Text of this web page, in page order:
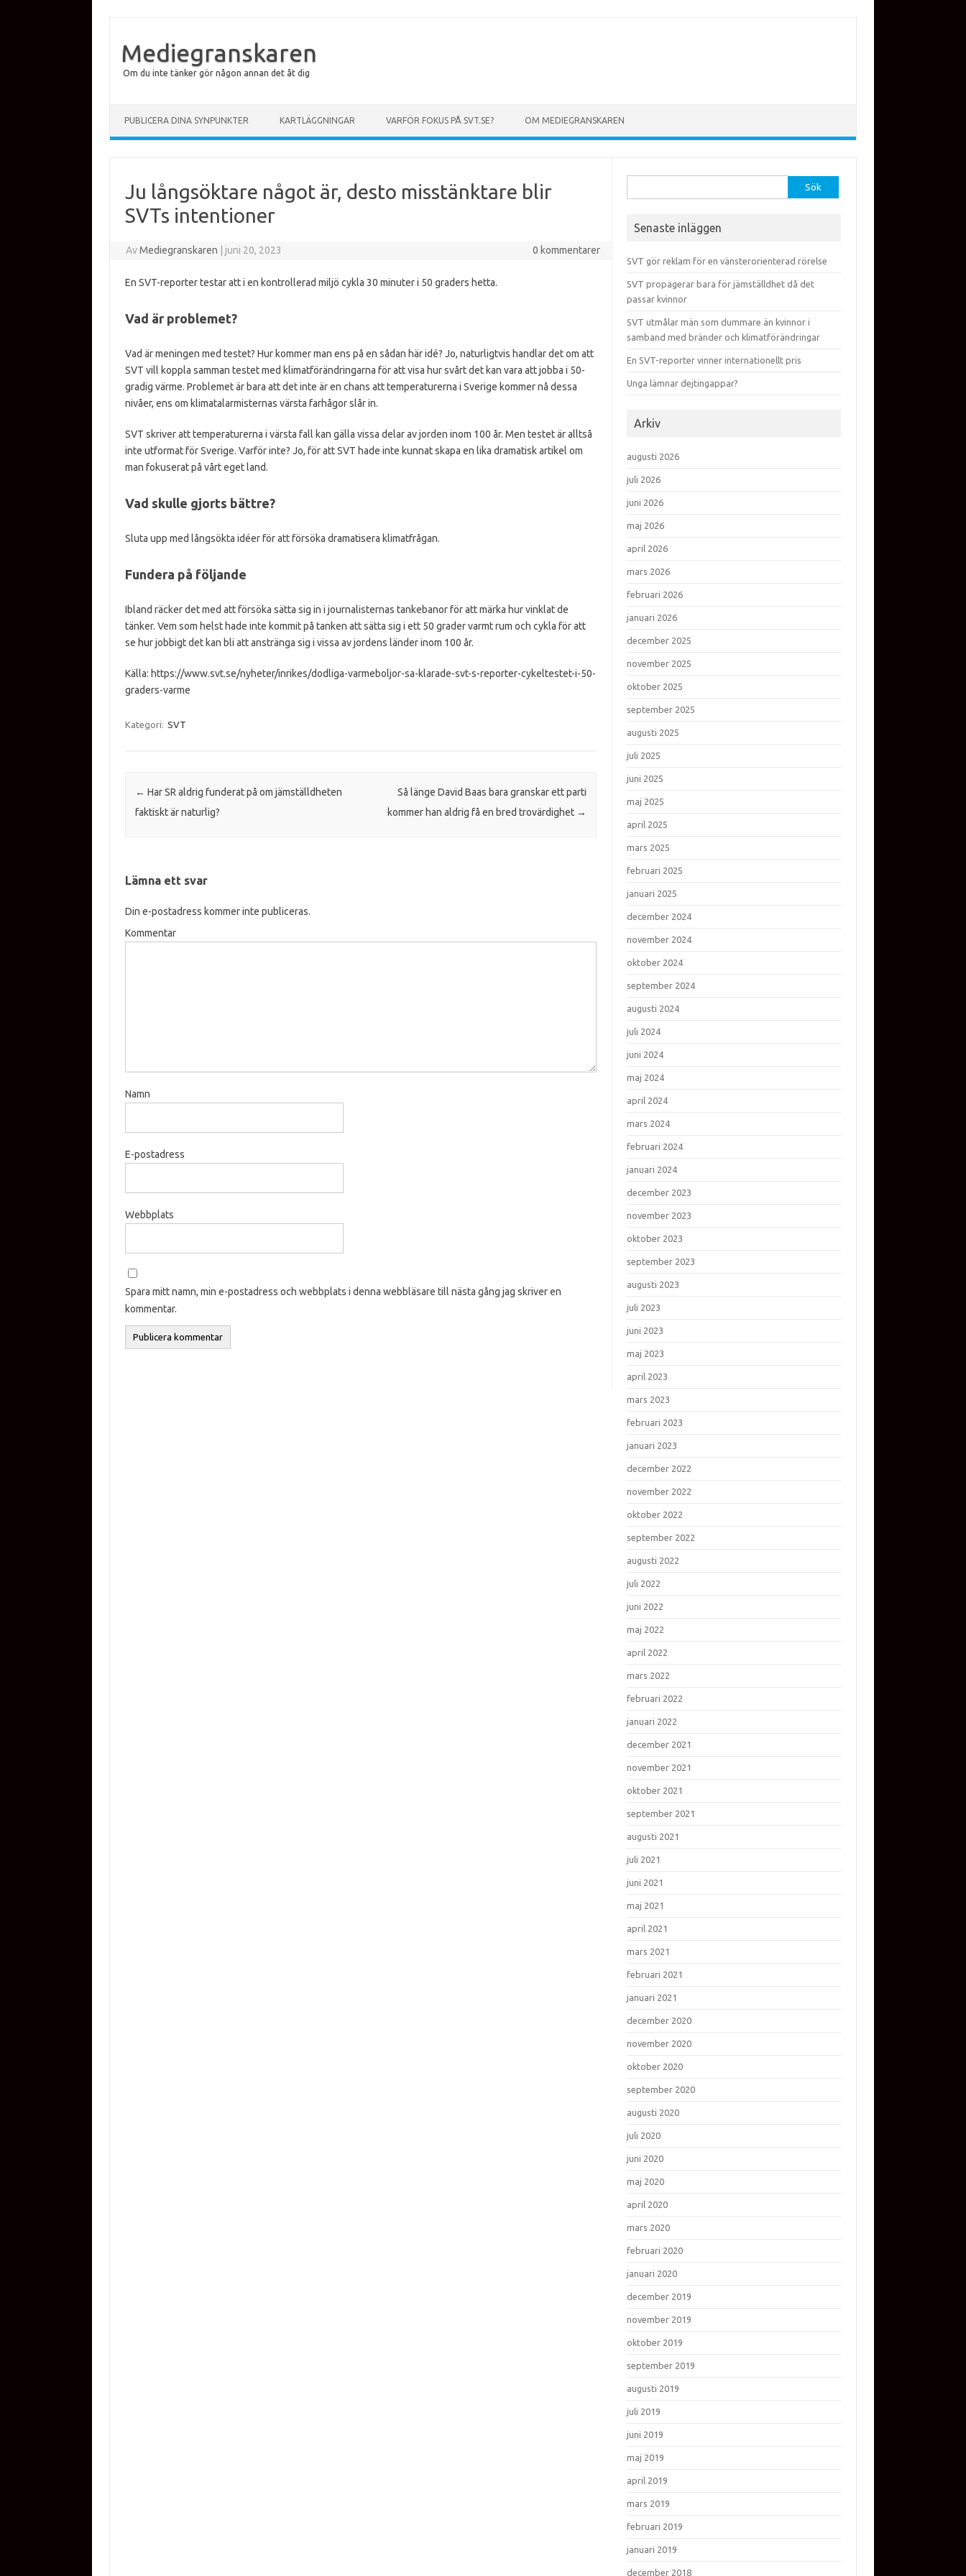
Mediegranskaren
Om du inte tänker gör någon annan det åt dig
PUBLICERA DINA SYNPUNKTER KARTLÄGGNINGAR VARFÖR FOKUS PÅ SVT.SE? OM MEDIEGRANSKAREN
Ju långsöktare något är, desto misstänktare blir
SVTs intentioner
AvMediegranskaren juni 20, 2023 0 kommentarer
En SVT-reporter testar att i en kontrollerad miljö cykla 30 minuter i 50 graders hetta.
Vad är problemet?
Vad är meningen med testet? Hur kommer man ens på en sådan här idé? Jo, naturligtvis handlar det om att
SVT vill koppla samman testet med klimatförändringarna för att visa hur svårt det kan vara att jobba i 50-
gradig värme. Problemet är bara att det inte är en chans att temperaturerna i Sverige kommer nå dessa
nivåer, ens om klimatalarmisternas värsta farhågor slår in.
SVT skriver att temperaturerna i värsta fall kan gälla vissa delar av jorden inom 100 år. Men testet är alltså
inte utformat för Sverige. Varför inte? Jo, för att SVT hade inte kunnat skapa en lika dramatisk artikel om
man fokuserat på vårt eget land.
Vad skulle gjorts bättre?
Sluta upp med långsökta idéer för att försöka dramatisera klimatfrågan.
Fundera på följande
Ibland räcker det med att försöka sätta sig in i journalisternas tankebanor för att märka hur vinklat de
tänker. Vem som helst hade inte kommit på tanken att sätta sig i ett 50 grader varmt rum och cykla för att
se hur jobbigt det kan bli att anstränga sig i vissa av jordens länder inom 100 år.
Källa: https://www.svt.se/nyheter/inrikes/dodliga-varmeboljor-sa-klarade-svt-s-reporter-cykeltestet-i-50-
graders-varme
Kategori: SVT
Inläggsnavigering
← Har SR aldrig funderat på om jämställdheten
faktiskt är naturlig?
Så länge David Baas bara granskar ett parti
kommer han aldrig få en bred trovärdighet →
Lämna ett svar
Din e-postadress kommer inte publiceras.
Kommentar
Namn
E-postadress
Webbplats
Spara mitt namn, min e-postadress och webbplats i denna webbläsare till nästa gång jag skriver en
kommentar.
Senaste inläggen
SVT gör reklam för en vänsterorienterad rörelse
SVT propagerar bara för jämställdhet då det
passar kvinnor
SVT utmålar män som dummare än kvinnor i
samband med bränder och klimatförändringar
En SVT-reporter vinner internationellt pris
Unga lämnar dejtingappar?
Arkiv
augusti 2026
juli 2026
juni 2026
maj 2026
april 2026
mars 2026
februari 2026
januari 2026
december 2025
november 2025
oktober 2025
september 2025
augusti 2025
juli 2025
juni 2025
maj 2025
april 2025
mars 2025
februari 2025
januari 2025
december 2024
november 2024
oktober 2024
september 2024
augusti 2024
juli 2024
juni 2024
maj 2024
april 2024
mars 2024
februari 2024
januari 2024
december 2023
november 2023
oktober 2023
september 2023
augusti 2023
juli 2023
juni 2023
maj 2023
april 2023
mars 2023
februari 2023
januari 2023
december 2022
november 2022
oktober 2022
september 2022
augusti 2022
juli 2022
juni 2022
maj 2022
april 2022
mars 2022
februari 2022
januari 2022
december 2021
november 2021
oktober 2021
september 2021
augusti 2021
juli 2021
juni 2021
maj 2021
april 2021
mars 2021
februari 2021
januari 2021
december 2020
november 2020
oktober 2020
september 2020
augusti 2020
juli 2020
juni 2020
maj 2020
april 2020
mars 2020
februari 2020
januari 2020
december 2019
november 2019
oktober 2019
september 2019
augusti 2019
juli 2019
juni 2019
maj 2019
april 2019
mars 2019
februari 2019
januari 2019
december 2018